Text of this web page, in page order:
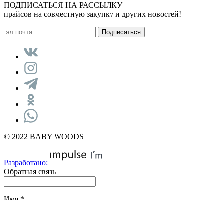
ПОДПИСАТЬСЯ НА РАССЫЛКУ
прайсов на совместную закупку и других новостей!
© 2022 BABY WOODS
Разработано:
Обратная связь